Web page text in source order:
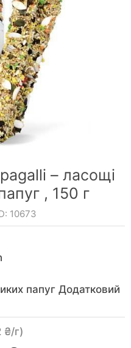
– ласощі
, 150 г
10673
папуг Додатковий
₴/г)